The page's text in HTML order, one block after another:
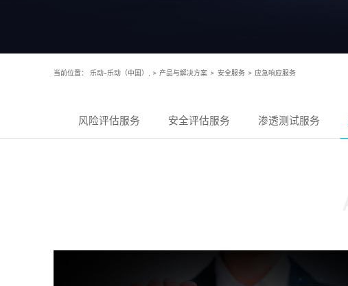
当前位置： 乐动-乐动（中国）, > 产品与解决方案 > 安全服务 > 应急响应服务
风险评估服务 安全评估服务 渗透测试服务